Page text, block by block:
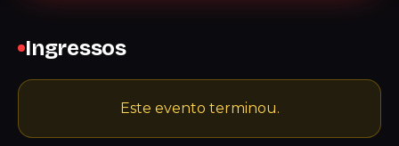
Ingressos
Este evento terminou.